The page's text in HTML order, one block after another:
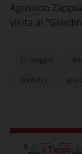
Agostino
visita al
24 maggio
donbass